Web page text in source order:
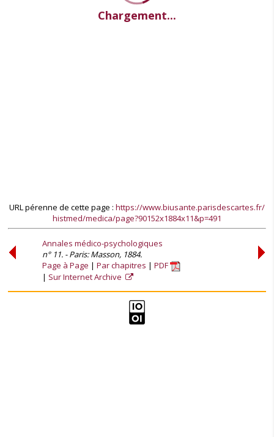
Chargement...
URL pérenne de cette page : https://www.biusante.parisdescartes.fr/
histmed/medica/page?90152x1884x11&p=491
Annales médico-psychologiques
n° 11. - Paris: Masson, 1884.
Page à Page
Par chapitres
PDF
Sur Internet Archive